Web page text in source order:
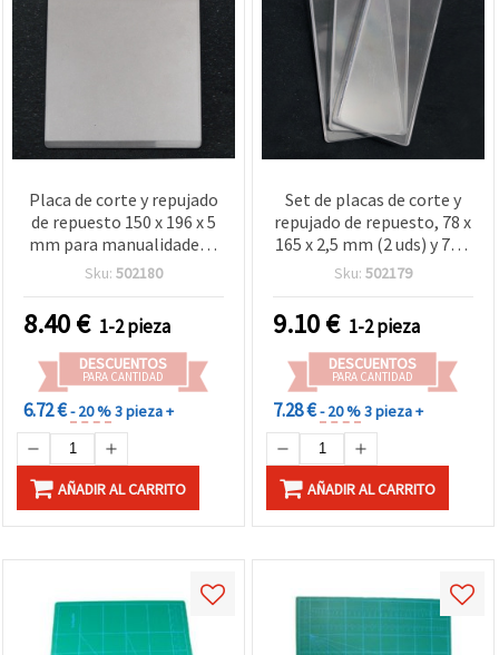
Placa de corte y repujado
de repuesto 150 x 196 x 5
mm para manualidades y
scrapbooking
Sku: 502180
8.40€ 1-2 pieza
DESCUENTOS
PARA CANTIDAD
6.72 €- 20 %3 pieza +
AÑADIR AL CARRITO
Set de placas de corte y
repujado de repuesto, 78 x
165 x 2,5 mm (2 uds) y 78 x
165 x 5 mm (1 ud) para
scrapbooking
Sku: 502179
9.10€ 1-2 pieza
DESCUENTOS
PARA CANTIDAD
7.28 €- 20 %3 pieza +
AÑADIR AL CARRITO